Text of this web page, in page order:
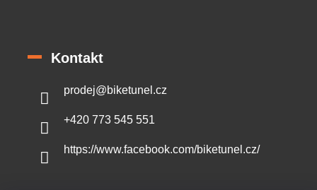
Kontakt
prodej@biketunel.cz
+420 773 545 551
https://www.facebook.com/biketunel.cz/